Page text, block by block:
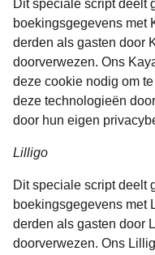
Dit speciale script deelt
boekingsgegevens met
derden als gasten door
doorverwezen. Ons
deze cookie nodig om
deze technologieën
door hun eigen
Lilligo
Dit speciale script deelt
boekingsgegevens met
derden als gasten door
doorverwezen. Ons